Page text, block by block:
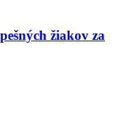
žiakov za